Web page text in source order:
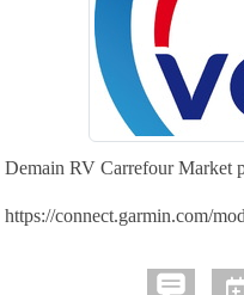
Demain RV Carrefour Market
https://connect.garmin.com/